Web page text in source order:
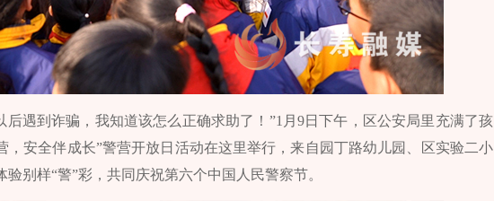
后遇到诈骗，我知道该怎么正确求助了！”1月9日下午，区公安局里充满了孩
，安全伴成长”警营开放日活动在这里举行，来自园丁路幼儿园、区实验二小
别样“警”彩，共同庆祝第六个中国人民警察节。